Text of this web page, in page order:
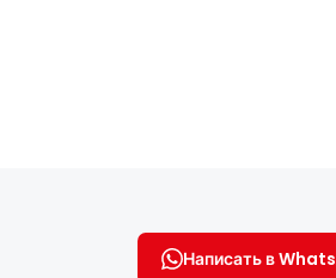
Написать в